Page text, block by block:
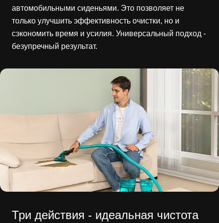
автомобильными сиденьями. Это позволяет не
только улучшить эффективность очистки, но и
сэкономить время и усилия. Универсальный подход -
безупречный результат.
Три действия - идеальная чистота